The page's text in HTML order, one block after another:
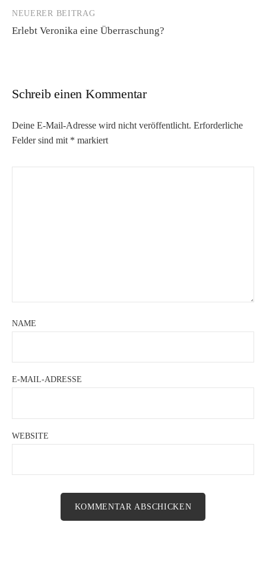
NEUERER BEITRAG
Erlebt Veronika eine Überraschung?
Schreib einen Kommentar
Deine E-Mail-Adresse wird nicht veröffentlicht. Erforderliche
Felder sind mit * markiert
NAME
E-MAIL-ADRESSE
WEBSITE